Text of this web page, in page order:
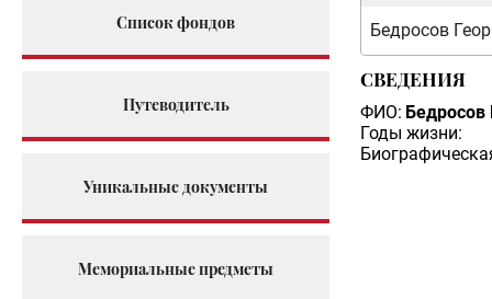
Список фондов
Путеводитель
Уникальные документы
Мемориальные предметы
Бедросов
СВЕДЕНИЯ
ФИО: Бедросов
Годы жизни: